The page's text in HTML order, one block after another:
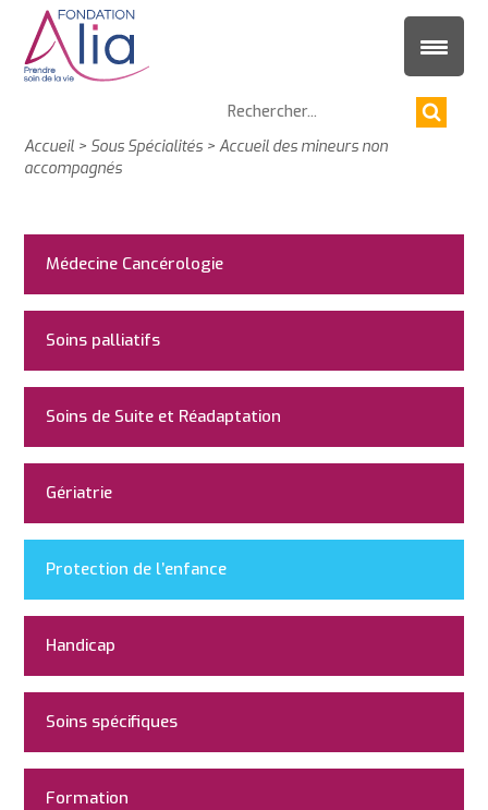
Accueil > Sous Spécialités >Accueil des mineurs non
accompagnés
Médecine Cancérologie
Soins palliatifs
Soins de Suite et Réadaptation
Gériatrie
Protection de l’enfance
Handicap
Soins spécifiques
Formation